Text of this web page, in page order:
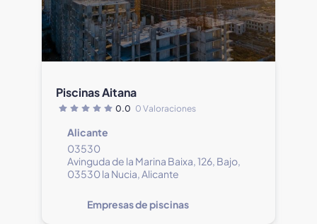
Piscinas Aitana
0.0 0 Valoraciones
Alicante
03530
Avinguda de la Marina Baixa, 126, Bajo,
03530 la Nucia, Alicante
Empresas de piscinas